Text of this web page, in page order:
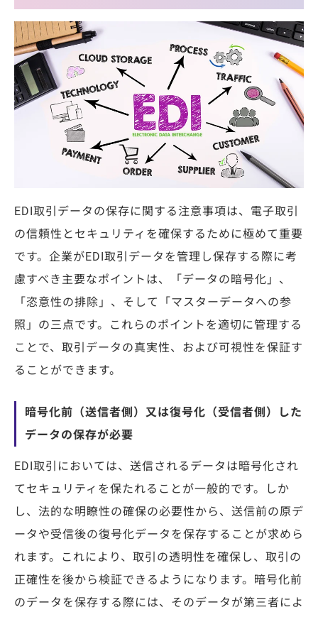
EDI取引データの保存に関する注意事項は、電子取引
の信頼性とセキュリティを確保するために極めて重要
です。企業がEDI取引データを管理し保存する際に考
慮すべき主要なポイントは、「データの暗号化」、
「恣意性の排除」、そして「マスターデータへの参
照」の三点です。これらのポイントを適切に管理する
ことで、取引データの真実性、および可視性を保証す
ることができます。
暗号化前（送信者側）又は復号化（受信者側）した
データの保存が必要
EDI取引においては、送信されるデータは暗号化され
てセキュリティを保たれることが一般的です。しか
し、法的な明瞭性の確保の必要性から、送信前の原デ
ータや受信後の復号化データを保存することが求めら
れます。これにより、取引の透明性を確保し、取引の
正確性を後から検証できるようになります。暗号化前
のデータを保存する際には、そのデータが第三者によ